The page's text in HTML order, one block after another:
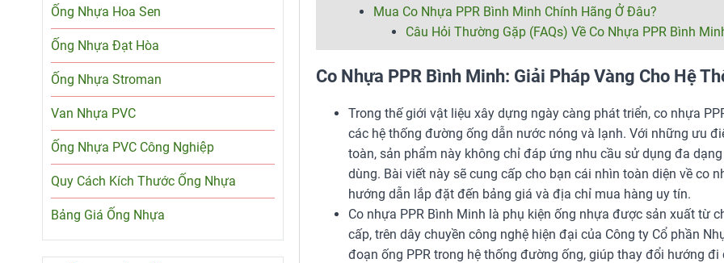
Mua Co Nhựa PPR Bình Minh Chính Hãng Ở Đâu?
Câu Hỏi Thường Gặp (FAQs) Về Co Nhựa PPR Bình
Co Nhựa PPR Bình Minh: Giải Pháp Vàng Cho Hệ
Trong thế giới vật liệu xây dựng ngày càng phát triển, co nhựa
các hệ thống đường ống dẫn nước nóng và lạnh. Với những ưu
toàn, sản phẩm này không chỉ đáp ứng nhu cầu sử dụng đa
dùng. Bài viết này sẽ cung cấp cho bạn cái nhìn toàn diện về co
hướng dẫn lắp đặt đến bảng giá và địa chỉ mua hàng uy tín.
Co nhựa PPR Bình Minh là phụ kiện ống nhựa được sản xuất từ
cấp, trên dây chuyền công nghệ hiện đại của Công ty Cổ phần
đoạn ống PPR trong hệ thống đường ống, giúp thay đổi hướng
Ống Nhựa Hoa Sen
Ống Nhựa Đạt Hòa
Ống Nhựa Stroman
Van Nhựa PVC
Ống Nhựa PVC Công Nghiệp
Quy Cách Kích Thước Ống Nhựa
Bảng Giá Ống Nhựa